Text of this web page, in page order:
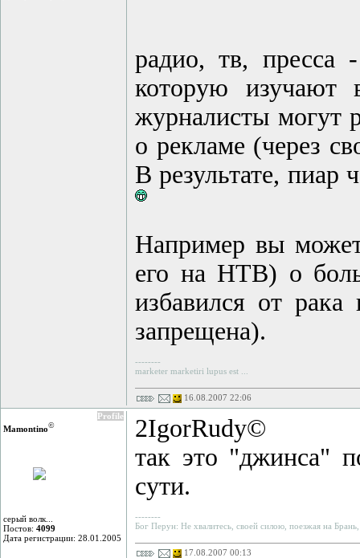
радио, тв, пресса
которую изучают
журналисты могут
о рекламе (через
В результате, пиар
Например вы
его на НТВ) о
избавился от
запрещена).
--------
marketer marketiri lupus est ...
16.08.2007 22:06
Profile
Mamontino©
серый волк...
Постов: 4099
Дата регистрации: 28.01.2005
2IgorRudy©
так это "джинса"
сути.
--------
Бог Перун: Не хвалитесь, своей силою, поезжая на
17.08.2007 00:13